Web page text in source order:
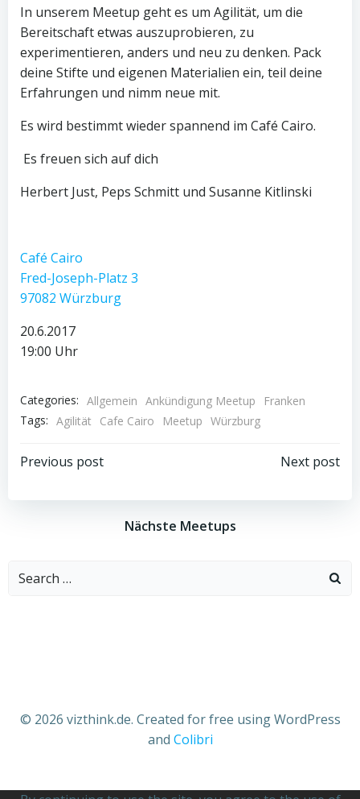
In unserem Meetup geht es um Agilität, um die
Bereitschaft etwas auszuprobieren, zu
experimentieren, anders und neu zu denken. Pack
deine Stifte und eigenen Materialien ein, teil deine
Erfahrungen und nimm neue mit.
Es wird bestimmt wieder spannend im Café Cairo.
Es freuen sich auf dich
Herbert Just, Peps Schmitt und Susanne Kitlinski
Café Cairo
Fred-Joseph-Platz 3
97082 Würzburg
20.6.2017
19:00 Uhr
Categories: Allgemein Ankündigung Meetup
Franken
Tags: Agilität Cafe Cairo Meetup Würzburg
Beitragsnavigation
Previous post Next post
Nächste Meetups
Search
© 2026 vizthink.de. Created for free using WordPress
and Colibri